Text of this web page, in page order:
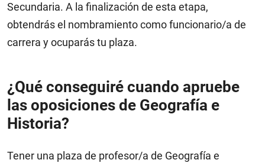
Secundaria. A la finalización de esta etapa,
obtendrás el nombramiento como funcionario/a de
carrera y ocuparás tu plaza.
¿Qué conseguiré cuando apruebe
las oposiciones de Geografía e
Historia?
Tener una plaza de profesor/a de Geografía e